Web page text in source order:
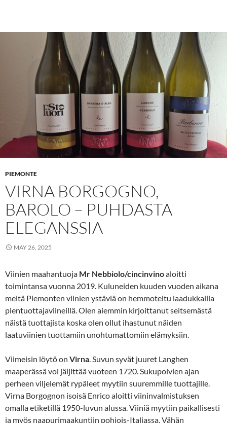
PIEMONTE
VIRNA BORGOGNO,
BAROLO – PUHDASTA
ELEGANSSIA
MAY 26, 2025
Viinien maahantuoja Mr Nebbiolo/cincinvinoaloitti
toimintansa vuonna 2019. Kuluneiden kuuden vuoden aikana
meitä Piemonten viinien ystäviä on hemmoteltu laadukkailla
pientuottajaviineillä.Olen aiemmin kirjoittanut seitsemästä
näistä tuottajista koska olen ollut ihastunut näiden
laatuviinien tuottamiin unohtumattomiin elämyksiin.
Viimeisin löytö on Virna. Suvun syvät juuret Langhen
maaperässä voi jäljittää vuoteen 1720. Sukupolvien ajan
perheen viljelemät rypäleet myytiin suuremmille tuottajille.
Virna Borgognon isoisä Enrico aloitti viininvalmistuksen
omalla etiketillä 1950-luvun alussa. Viiniä myytiin paikallisesti
ja myös naapurimaakuntiin pohjois-Italiassa. Vähän